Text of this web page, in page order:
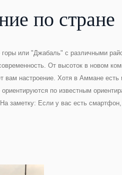
по стране
или "Джабаль" с различными
От высоток в новом
вам настроение. Хотя в Аммане
по известным
заметку: Если у вас есть